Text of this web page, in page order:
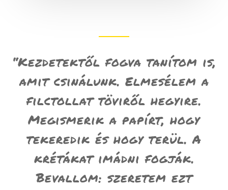
“Kezdetektől fogva tanítom is,
amit csinálunk. Elmesélem a
filctollat töviről hegyire.
Megismerik a papírt, hogy
tekeredik és hogy terül. A
krétákat imádni fogják.
Bevallom: szeretem ezt